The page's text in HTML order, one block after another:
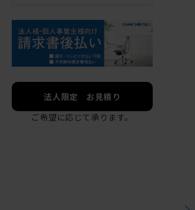
法人限定 お見積り
ご希望に応じて承ります。